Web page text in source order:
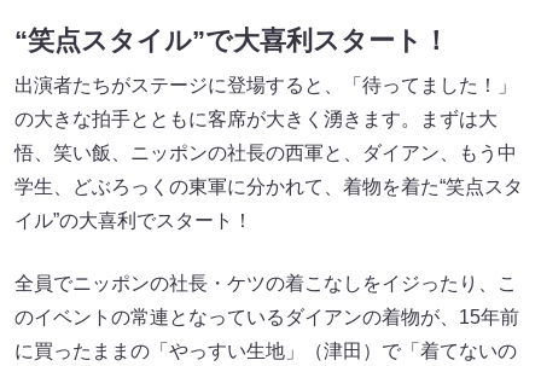
“笑点スタイル”で大喜利スタート！
出演者たちがステージに登場すると、「待ってました！」
の大きな拍手とともに客席が大きく湧きます。まずは大
悟、笑い飯、ニッポンの社長の西軍と、ダイアン、もう中
学生、どぶろっくの東軍に分かれて、着物を着た“笑点スタ
イル”の大喜利でスタート！
全員でニッポンの社長・ケツの着こなしをイジったり、こ
のイベントの常連となっているダイアンの着物が、15年前
に買ったままの「やっすい生地」（津田）で「着てないの